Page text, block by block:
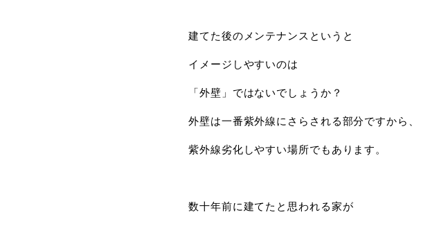
建てた後のメンテナンスというと
イメージしやすいのは
「外壁」ではないでしょうか？
外壁は一番紫外線にさらされる部分ですから、
紫外線劣化しやすい場所でもあります。
数十年前に建てたと思われる家が